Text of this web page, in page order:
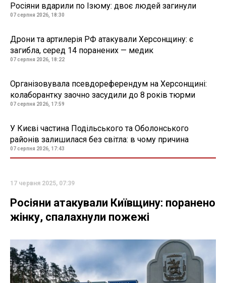
Росіяни вдарили по Ізюму: двоє людей загинули
07 серпня 2026, 18:30
Дрони та артилерія РФ атакували Херсонщину: є
загибла, серед 14 поранених — медик
07 серпня 2026, 18:22
Організовувала псевдореферендум на Херсонщині:
колаборантку заочно засудили до 8 років тюрми
07 серпня 2026, 17:59
У Києві частина Подільського та Оболонського
районів залишилася без світла: в чому причина
07 серпня 2026, 17:43
17 червня 2025, 07:39
Росіяни атакували Київщину: поранено
жінку, спалахнули пожежі